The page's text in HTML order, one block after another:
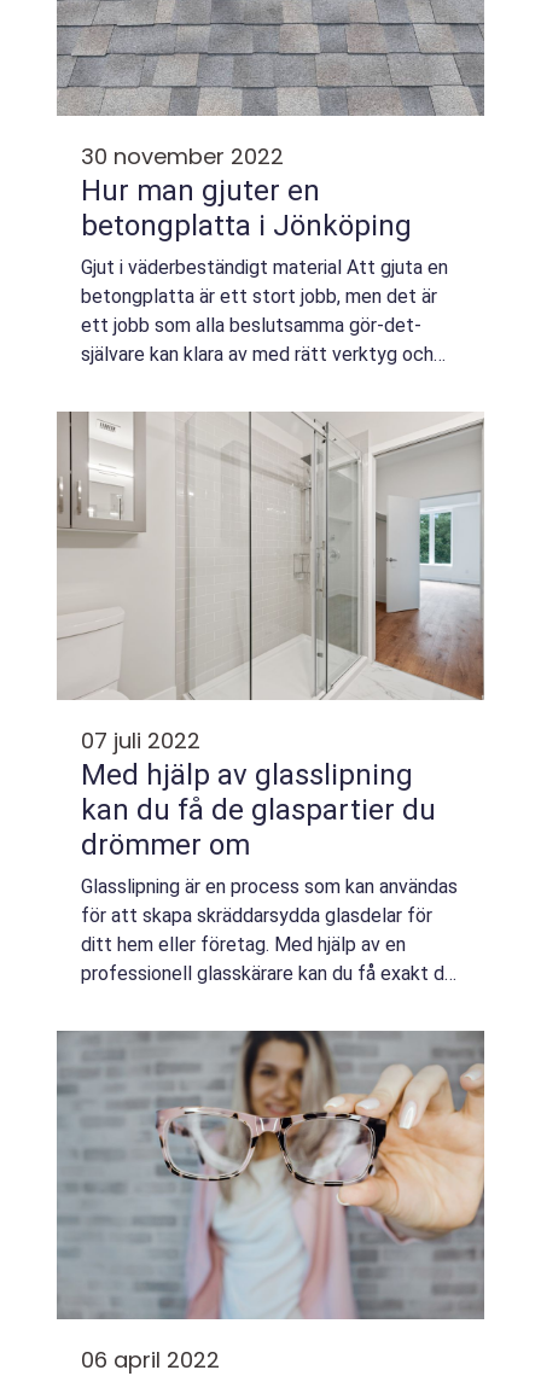
30 november 2022
Hur man gjuter en
betongplatta i Jönköping
Gjut i väderbeständigt material Att gjuta en
betongplatta är ett stort jobb, men det är
ett jobb som alla beslutsamma gör-det-
självare kan klara av med rätt verktyg och
betongplattor i Jönköping, Sverige, är det h...
07 juli 2022
Med hjälp av glasslipning
kan du få de glaspartier du
drömmer om
Glasslipning är en process som kan användas
för att skapa skräddarsydda glasdelar för
ditt hem eller företag. Med hjälp av en
professionell glasskärare kan du få exakt de
du vill ha. Glasslipning kan använd...
06 april 2022